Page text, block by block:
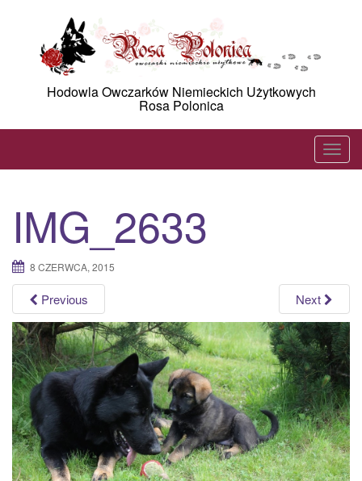
Hodowla Owczarków Niemieckich Użytkowych
Rosa Polonica
T
o
v
i
g
a
t
i
o
n
IMG_2633
8 CZERWCA, 2015
Previous Next